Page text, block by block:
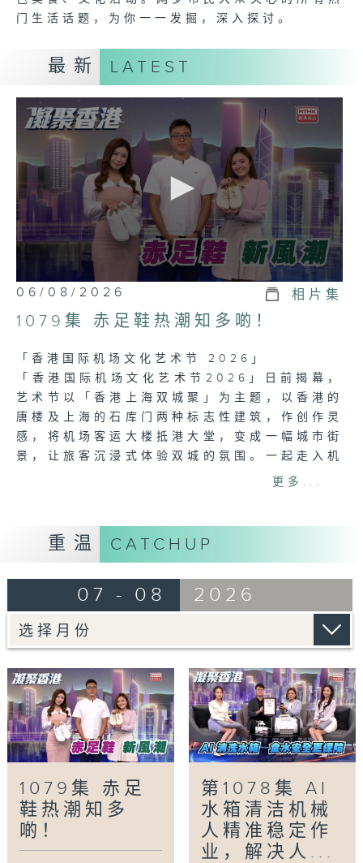
门生活话题，为你一一发掘，深入探讨。
最新 LATEST
0
seconds
of
23
7
seconds
06/08/2026 相片集
1079集 赤足鞋热潮知多啲！
「香港国际机场文化艺术节 2026」
「香港国际机场文化艺术节2026」日前揭幕，
艺术节以「香港上海双城聚」为主题，以香港的
唐楼及上海的石库门两种标志性建筑，作创作灵
感，将机场客运大楼抵港大堂，变成一幅城市街
景，让旅客沉浸式体验双城的氛围。一起走入机
赤足鞋是一种设计上接近赤脚行走感受的鞋款，
设计理念源于对自然跑步姿势的回归，强调脚部
细讲解。
「民生美食关注组-南山邨搵食篇」
今集我们由白田邨走到南山邨，试食驰名的平台
小食，更会到大学生御用饭堂，品尝大学生最爱
的人气小炒，还会和《凝聚香港》主持萃雯一起
回忆大学时光！
Tag: 凝聚香港,Hong Kong United,社会,
用饭堂, 林泳怡, 自然跑步姿势, 赤足鞋, 郑萃雯 ,
颂阳,, 香港上海双城聚 香港唐楼 ,香港国际机场
文化艺术节2026
更多...
重温 CATCHUP
07 - 08 2026
1079集 赤足
鞋热潮知多
啲！
第1078集 AI
水箱清洁机械
人精准稳定作
业，解决人...